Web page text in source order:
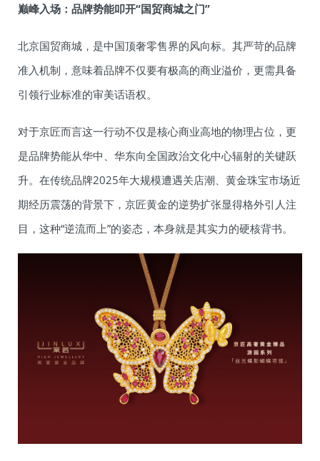
巅峰入场：品牌势能叩开“国贸商城之门”
北京国贸商城，是中国顶奢零售界的风向标。其严苛的品牌
准入机制，意味着品牌不仅要有极高的商业溢价，更需具备
引领行业标准的审美话语权。
对于京匠而言这一行动不仅是核心商业高地的物理占位，更
是品牌势能从华中、华东向全国政治文化中心辐射的关键跃
升。在传统品牌2025年大规模遭遇关店潮、黄金珠宝市场近
期经历震荡的背景下，京匠黄金的逆势扩张显得格外引人注
目，这种“逆流而上”的姿态，本身就是其实力的硬核背书。